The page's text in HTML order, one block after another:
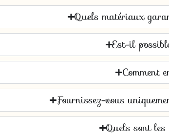
Quels matériaux
Est-il
Comment
Fournissez-vous
Quels sont